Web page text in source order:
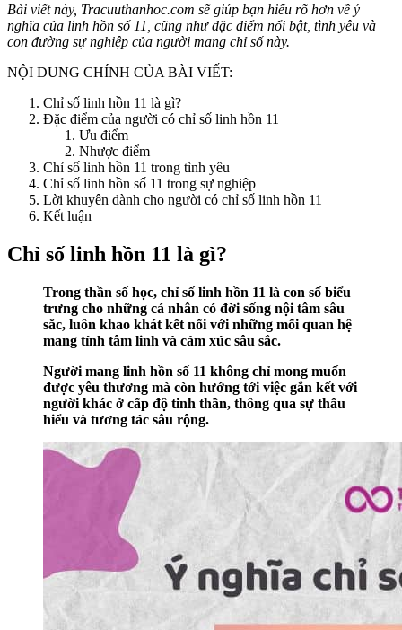
Bài viết này, Tracuuthanhoc.com sẽ giúp bạn hiểu rõ hơn về ý
nghĩa của linh hồn số 11, cũng như đặc điểm nổi bật, tình yêu và
con đường sự nghiệp của người mang chỉ số này.
NỘI DUNG CHÍNH CỦA BÀI VIẾT:
Chỉ số linh hồn 11 là gì?
Đặc điểm của người có chỉ số linh hồn 11
Ưu điểm
Nhược điểm
Chỉ số linh hồn 11 trong tình yêu
Chỉ số linh hồn số 11 trong sự nghiệp
Lời khuyên dành cho người có chỉ số linh hồn 11
Kết luận
Chỉ số linh hồn 11 là gì?
Trong thần số học, chỉ số linh hồn 11 là con số biểu
trưng cho những cá nhân có đời sống nội tâm sâu
sắc, luôn khao khát kết nối với những mối quan hệ
mang tính tâm linh và cảm xúc sâu sắc.
Người mang linh hồn số 11 không chỉ mong muốn
được yêu thương mà còn hướng tới việc gắn kết với
người khác ở cấp độ tinh thần, thông qua sự thấu
hiểu và tương tác sâu rộng.